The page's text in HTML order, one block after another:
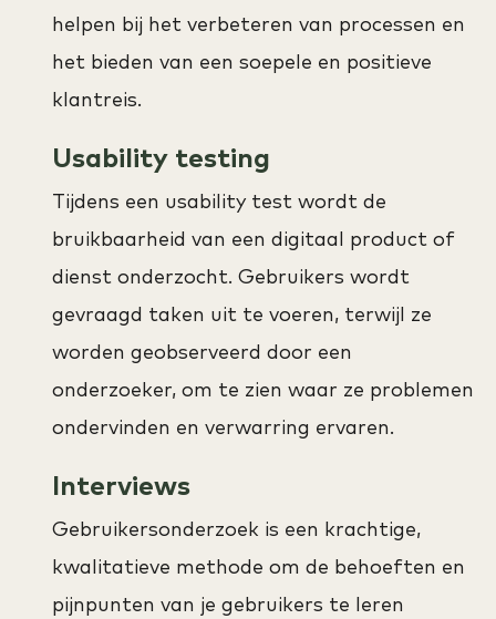
helpen bij het verbeteren van processen en
het bieden van een soepele en positieve
klantreis.
Usability testing
Tijdens een usability test wordt de
bruikbaarheid van een digitaal product of
dienst onderzocht. Gebruikers wordt
gevraagd taken uit te voeren, terwijl ze
worden geobserveerd door een
onderzoeker, om te zien waar ze problemen
ondervinden en verwarring ervaren.
Interviews
Gebruikersonderzoek is een krachtige,
kwalitatieve methode om de behoeften en
pijnpunten van je gebruikers te leren